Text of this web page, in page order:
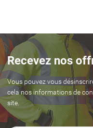
Recevez nos
Vous pouvez vous
cela nos informations de
site.